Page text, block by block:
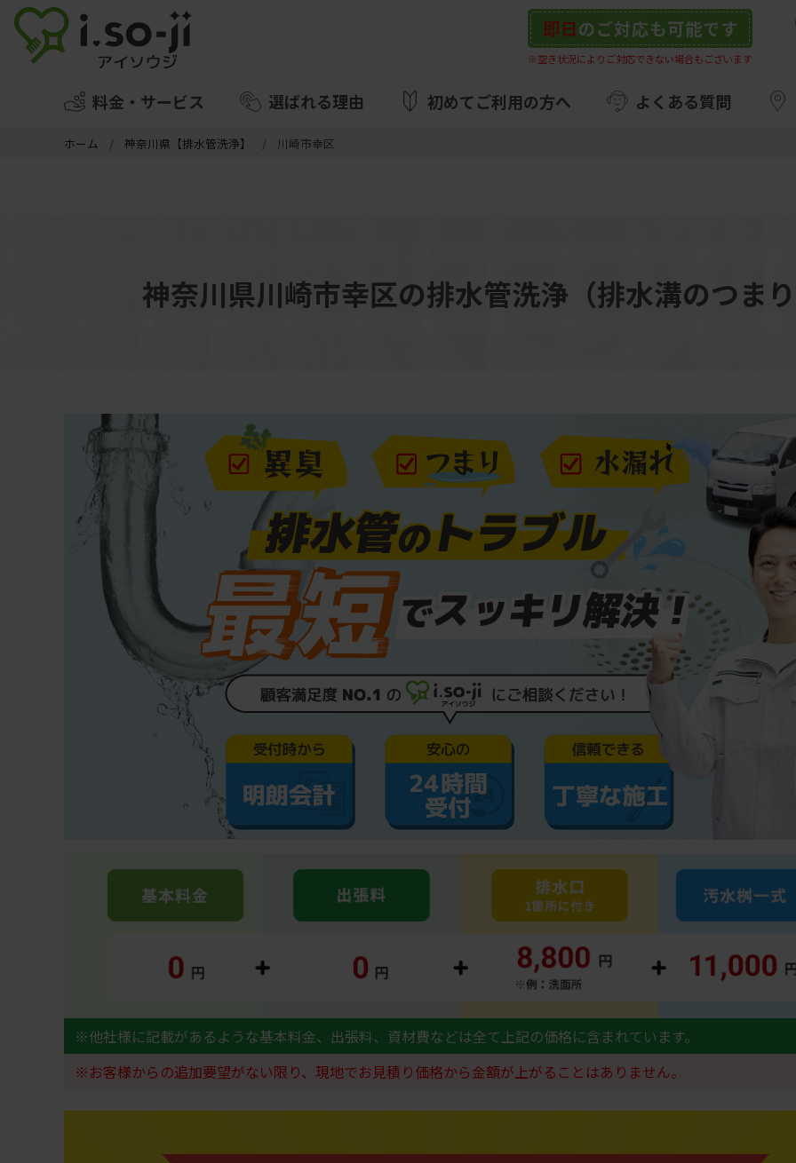
即日のご対応も可能です
※空き状況によりご対応できない場合もございます
料金・サービス 選ばれる理由 初めてご利用の方へ よくある質問
ホーム 神奈川県【排水管洗浄】 川崎市幸区
神奈川県川崎市幸区の排水管洗浄（排水溝のつま
※他社様に記載があるような基本料金、出張料、資材費などは全て上記の価格に含まれています。
※お客様からの追加要望がない限り、現地でお見積り価格から金額が上がることはありません。